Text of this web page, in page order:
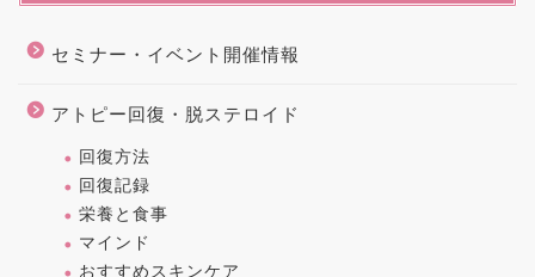
セミナー・イベント開催情報
アトピー回復・脱ステロイド
回復方法
回復記録
栄養と食事
マインド
おすすめスキンケア